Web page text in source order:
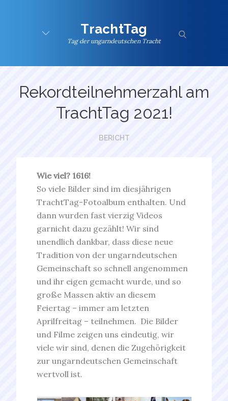
TrachtTag
Tag der ungarndeutschen Tracht
search
Rekordteilnehmerzahl am
TrachtTag 2021!
BERICHT
Wie viel? 1616!
So viele Bilder sind im diesjährigen
TrachtTag-Fotoalbum enthalten. Und
dann wurden fast vierzig Videos
garnicht dazu gezählt! Wir sind
unendlich dankbar, dass diese neue
Tradition von der ungarndeutschen
Gemeinschaft so schnell angenommen
und ihr eigen gemacht wurde, und so
große Massen aktiv an diesem
Feiertag – immer am letzten
Aprilfreitag – teilnehmen. Die Bilder
und Filme zeigen uns eindeutig, wir
viele wir sind, denen die Zugehörigkeit
zur ungarndeutschen Gemeinschaft
wertvoll ist.